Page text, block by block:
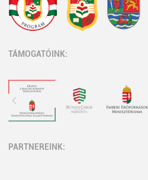
TÁMOGATÓINK:
PARTNEREINK: